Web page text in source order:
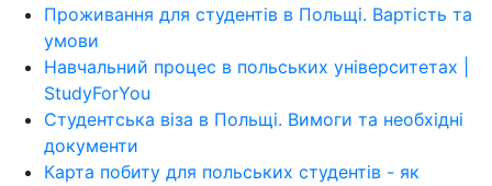
Проживання для студентів в Польщі. Вартість та
умови
Навчальний процес в польських університетах |
StudyForYou
Студентська віза в Польщі. Вимоги та необхідні
документи
Карта побиту для польських студентів - як